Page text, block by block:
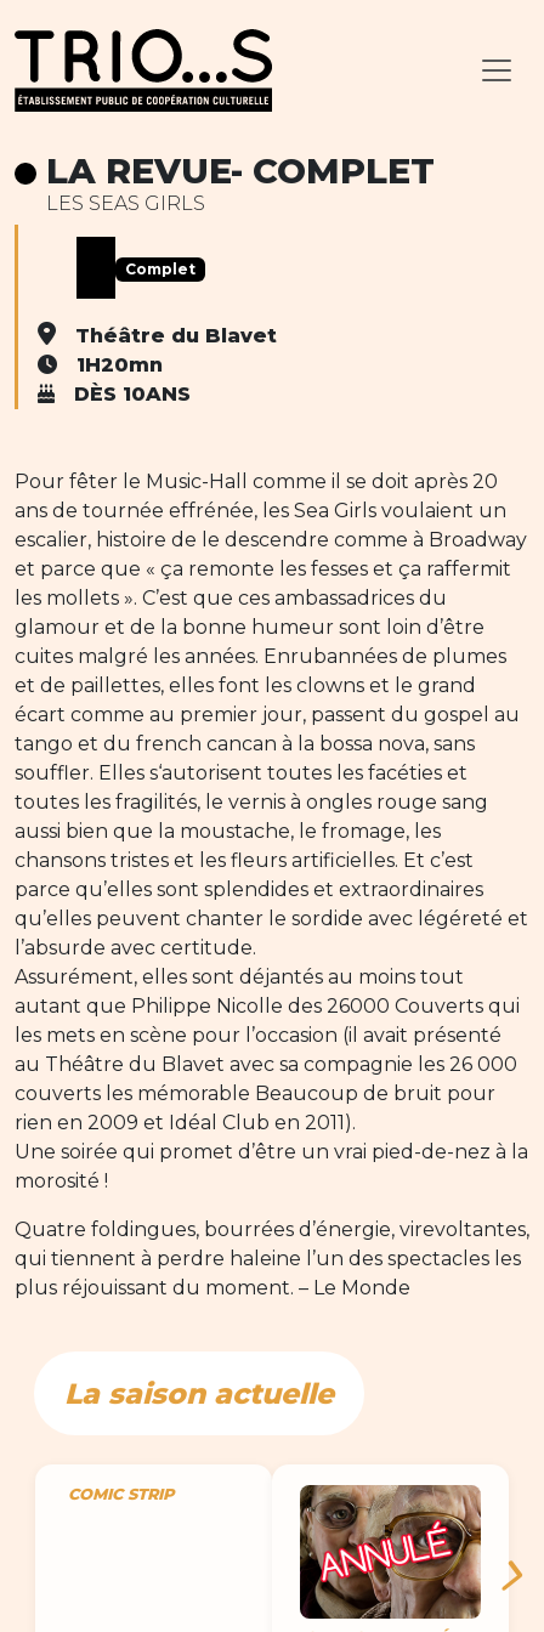
LA REVUE- COMPLET
LES SEAS GIRLS
Complet
Théâtre du Blavet
1H20mn
DÈS 10ANS
Pour fêter le Music-Hall comme il se doit après 20
ans de tournée effrénée, les Sea Girls voulaient un
escalier, histoire de le descendre comme à Broadway
et parce que « ça remonte les fesses et ça raffermit
les mollets ». C’est que ces ambassadrices du
glamour et de la bonne humeur sont loin d’être
cuites malgré les années. Enrubannées de plumes
et de paillettes, elles font les clowns et le grand
écart comme au premier jour, passent du gospel au
tango et du french cancan à la bossa nova, sans
souffler. Elles s‘autorisent toutes les facéties et
toutes les fragilités, le vernis à ongles rouge sang
aussi bien que la moustache, le fromage, les
chansons tristes et les fleurs artificielles. Et c’est
parce qu’elles sont splendides et extraordinaires
qu’elles peuvent chanter le sordide avec légéreté et
l’absurde avec certitude.
Assurément, elles sont déjantés au moins tout
autant que Philippe Nicolle des 26000 Couverts qui
les mets en scène pour l’occasion (il avait présenté
au Théâtre du Blavet avec sa compagnie les 26 000
couverts les mémorable Beaucoup de bruit pour
rien en 2009 et Idéal Club en 2011).
Une soirée qui promet d’être un vrai pied-de-nez à la
morosité !
Quatre foldingues, bourrées d’énergie, virevoltantes,
qui tiennent à perdre haleine l’un des spectacles les
plus réjouissant du moment. – Le Monde
La saison actuelle
COMIC STRIP